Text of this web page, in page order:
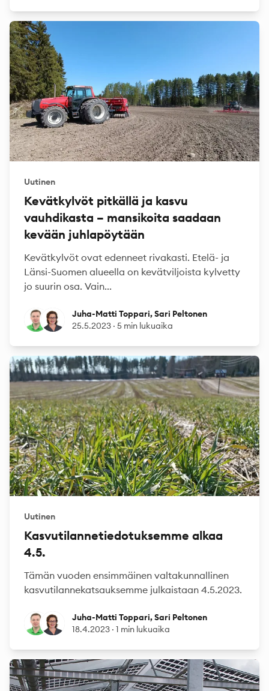
Uutinen
Kevätkylvöt pitkällä ja kasvu
vauhdikasta – mansikoita saadaan
kevään juhlapöytään
Kevätkylvöt ovat edenneet rivakasti. Etelä- ja
Länsi-Suomen alueella on kevätviljoista kylvetty
jo suurin osa. Vain...
Juha-Matti Toppari
Sari PeltonenJuha-Matti Toppari, Sari Peltonen
25.5.2023 · 5 min lukuaika
Uutinen
Kasvutilannetiedotuksemme alkaa
4.5.
Tämän vuoden ensimmäinen valtakunnallinen
kasvutilannekatsauksemme julkaistaan 4.5.2023.
Juha-Matti Toppari
Sari PeltonenJuha-Matti Toppari, Sari Peltonen
18.4.2023 · 1 min lukuaika